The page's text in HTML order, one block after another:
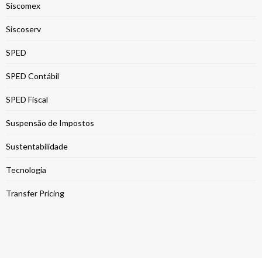
Siscomex
Siscoserv
SPED
SPED Contábil
SPED Fiscal
Suspensão de Impostos
Sustentabilidade
Tecnologia
Transfer Pricing